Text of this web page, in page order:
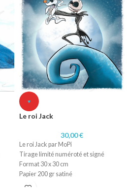
♥
Le roi Jack
30,00€
Le roi Jack par MoPi
Tirage limité numéroté et signé
Format 30 x 30 cm
Papier 200 gr satiné